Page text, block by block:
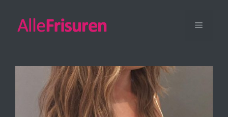
Inhalt
springen
Menü